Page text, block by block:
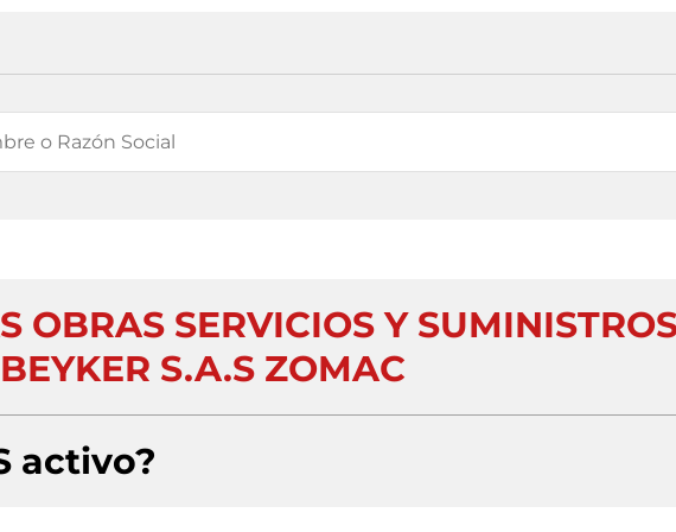
OBRAS SERVICIOS Y
BEYKER S.A.S ZOMAC
activo?